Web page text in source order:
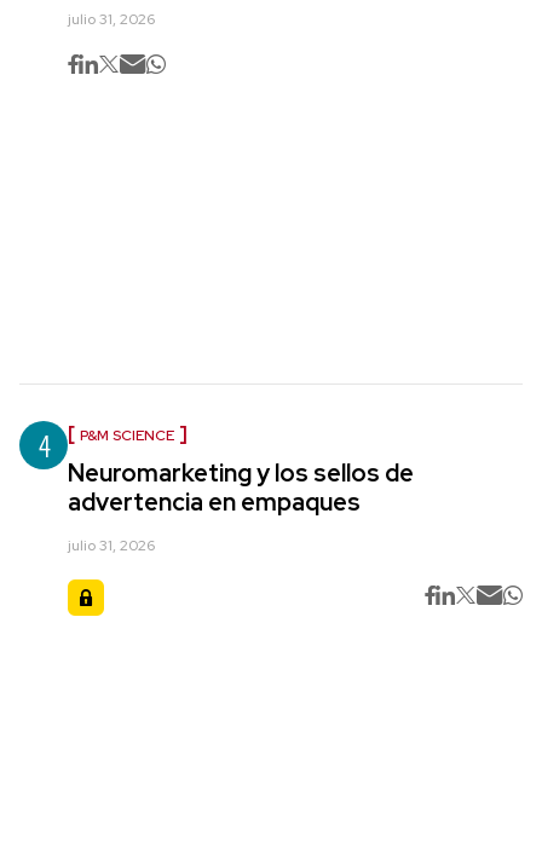
julio 31, 2026
4 P&M SCIENCE
Neuromarketing y los sellos de
advertencia en empaques
julio 31, 2026